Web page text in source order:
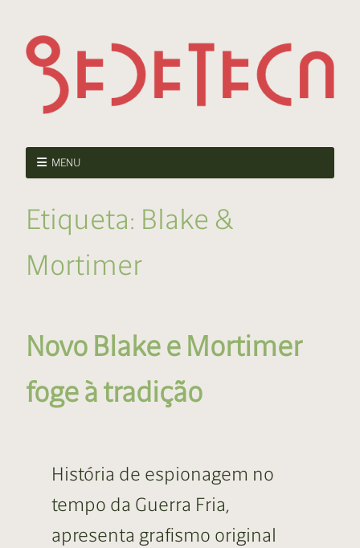
MENU
Etiqueta: Blake &
Mortimer
Novo Blake e Mortimer
foge à tradição
História de espionagem no
tempo da Guerra Fria,
apresenta grafismo original